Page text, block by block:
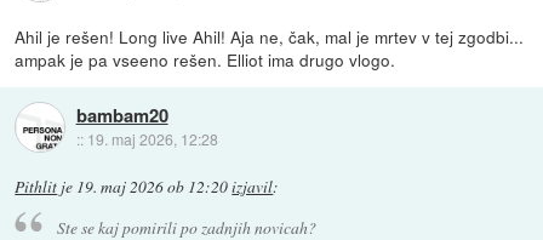
Ahil je rešen! Long live Ahil! Aja ne, čak, mal je mrtev v tej zgodbi...
ampak je pa vseeno rešen. Elliot ima drugo vlogo.
bambam20
:: 19. maj 2026, 12:28
Pithlit je 19. maj 2026 ob 12:20izjavil:
Ste se kaj pomirili po zadnjih novicah?